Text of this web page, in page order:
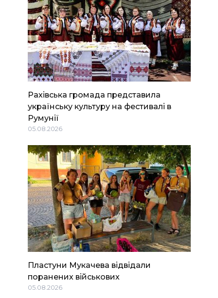
Рахівська громада представила
українську культуру на фестивалі в
Румунії
05.08.2026
Пластуни Мукачева відвідали
поранених військових
05.08.2026